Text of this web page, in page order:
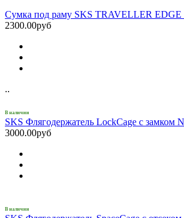
Сумка под раму SKS TRAVELLER EDGE
2300.00руб
..
В наличии
SKS Флягодержатель LockCage с замком
3000.00руб
В наличии